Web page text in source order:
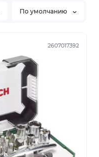
По умолчанию
2607017392